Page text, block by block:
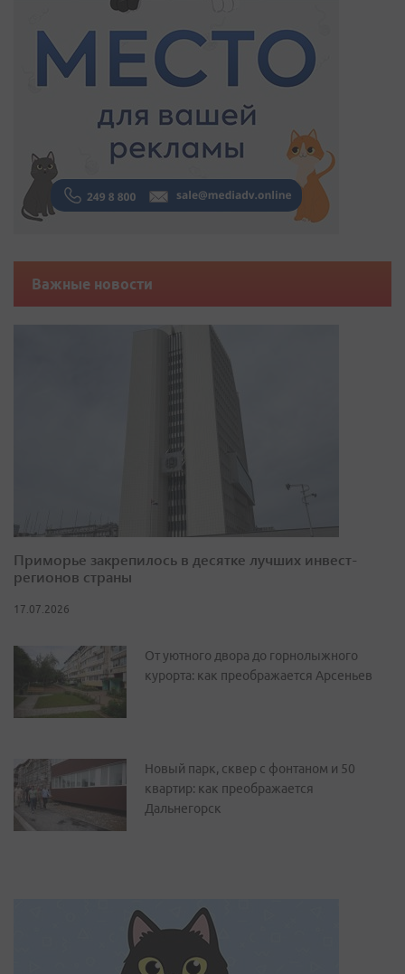
Важные новости
Приморье закрепилось в десятке лучших инвест-
регионов страны
17.07.2026
От уютного двора до горнолыжного
курорта: как преображается Арсеньев
Новый парк, сквер с фонтаном и 50
квартир: как преображается
Дальнегорск